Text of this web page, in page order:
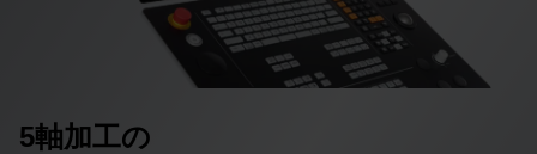
5軸加工の